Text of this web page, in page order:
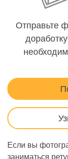
Отправьте
Если вы
заниматься